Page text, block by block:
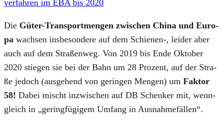
ver­fah­ren im EBA bis 2020
Die Güter-Trans­port­men­gen zwi­schen Chi­na und Euro­
pa wach­sen ins­be­son­de­re auf dem Schienen‑, lei­der aber
auch auf dem Stra­ßen­weg. Von 2019 bis Ende Okto­ber
2020 stie­gen sie bei der Bahn um 28 Pro­zent, auf der Stra­
ße jedoch (aus­ge­hend von gerin­gen Men­gen) um Fak­tor
58! Dabei mischt inzwi­schen auf DB Schen­ker mit, wenn­
gleich in „gering­fü­gi­gem Umfang in Aus­nah­me­fäl­len“.